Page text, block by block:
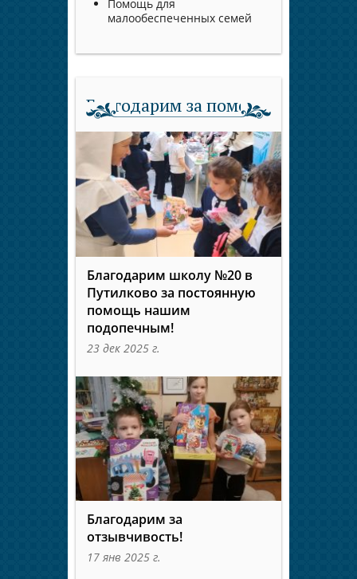
Помощь для
малообеспеченных семей
Благодарим за помощь
Благодарим школу №20 в
Путилково за постоянную
помощь нашим
подопечным!
23 дек 2025 г.
Благодарим за
отзывчивость!
17 янв 2025 г.